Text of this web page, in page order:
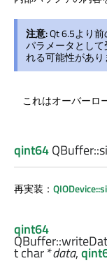
注意:Qt 6.5より
パラメータとし
れる可能性があり
これはオーバーロ
qint64QBuffer::
再実装：
qint64
QBuffer::
tchar*data,